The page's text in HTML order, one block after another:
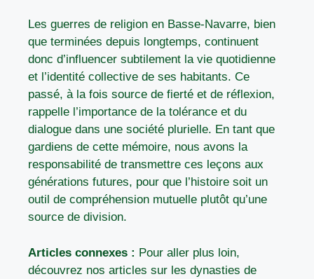
Les guerres de religion en Basse-Navarre, bien
que terminées depuis longtemps, continuent
donc d’influencer subtilement la vie quotidienne
et l’identité collective de ses habitants. Ce
passé, à la fois source de fierté et de réflexion,
rappelle l’importance de la tolérance et du
dialogue dans une société plurielle. En tant que
gardiens de cette mémoire, nous avons la
responsabilité de transmettre ces leçons aux
générations futures, pour que l’histoire soit un
outil de compréhension mutuelle plutôt qu’une
source de division.
Articles connexes : Pour aller plus loin,
découvrez nos articles sur les dynasties de